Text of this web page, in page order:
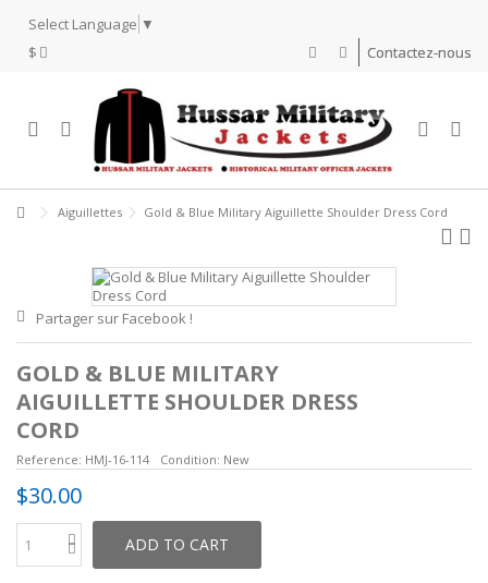
Select Language ▼
$
Contactez-nous
Aiguillettes Gold & Blue Military Aiguillette Shoulder Dress Cord
Partager sur Facebook !
GOLD & BLUE MILITARY
AIGUILLETTE SHOULDER DRESS
CORD
Reference: HMJ-16-114 Condition: New
$30.00
ADD TO CART